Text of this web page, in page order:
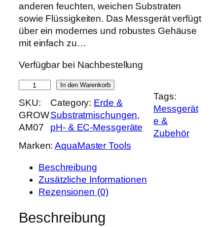
ü
n
g
l
c
h
e
r
P
r
e
s
w
a
:
l
l
e
r
e
i
s
i
s
t
9
9
,
9
anderen feuchten, weichen Substraten
sowie Flüssigkeiten. Das Messgerät verfügt
über ein modernes und robustes Gehäuse
mit einfach zu…
Verfügbar bei Nachbestellung
q
u
a
a
o
In den Warenkorb
SKU:
GROW
AM07
Category: Erde &
Substratmischungen
pH- & EC-Messgeräte
Tags:
Messgerät
e &
Zubehör
Marken:AquaMaster Tools
Beschreibung
Zusätzliche Informationen
Rezensionen (0)
Beschreibung